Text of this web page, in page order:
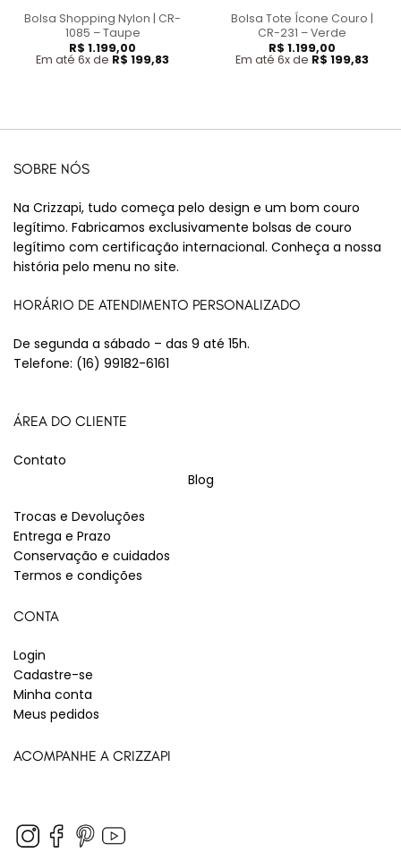
Bolsa Shopping Nylon | CR-
1085 – Taupe
R$ 1.199,00
Em até 6x de R$ 199,83
Bolsa Tote Ícone Couro |
CR-231 – Verde
R$ 1.199,00
Em até 6x de R$ 199,83
SOBRE NÓS
Na Crizzapi, tudo começa pelo design e um bom couro
legítimo. Fabricamos exclusivamente bolsas de couro
legítimo com certificação internacional. Conheça a nossa
história pelo menu no site.
HORÁRIO DE ATENDIMENTO PERSONALIZADO
De segunda a sábado – das 9 até 15h.
Telefone: (16) 99182-6161
ÁREA DO CLIENTE
Contato
Blog
Trocas e Devoluções
Entrega e Prazo
Conservação e cuidados
Termos e condições
CONTA
Login
Cadastre-se
Minha conta
Meus pedidos
ACOMPANHE A CRIZZAPI